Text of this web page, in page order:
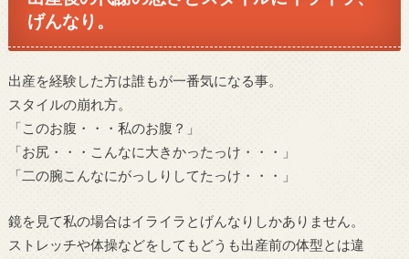
げんなり。
出産を経験した方は誰もが一番気になる事。
スタイルの崩れ方。
「このお腹・・・私のお腹？」
「お尻・・・こんなに大きかったっけ・・・」
「二の腕こんなにがっしりしてたっけ・・・」
鏡を見て私の場合はイライラとげんなりしかありません。
ストレッチや体操などをしてもどうも出産前の体型とは違